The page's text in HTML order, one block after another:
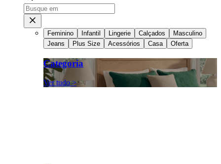
Feminino Infantil Lingerie Calçados
Masculino
Jeans
Plus Size Acessórios Casa Oferta
Categoria
Ver tudo >